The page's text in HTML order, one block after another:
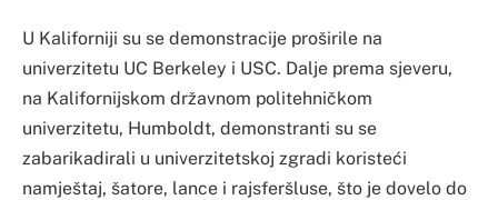
U Kaliforniji su se demonstracije proširile na
univerzitetu UC Berkeley i USC. Dalje prema sjeveru,
na Kalifornijskom državnom politehničkom
univerzitetu, Humboldt, demonstranti su se
zabarikadirali u univerzitetskoj zgradi koristeći
namještaj, šatore, lance i rajsferšluse, što je dovelo do